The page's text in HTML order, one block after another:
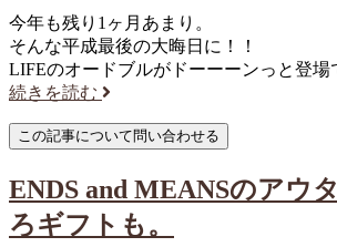
今年も残り1ヶ月あまり。
そんな平成最後の大晦日に！！
LIFEのオードブルがドーーーンっと登場
続きを読む
ENDS and MEANSのアウ
ろギフトも。